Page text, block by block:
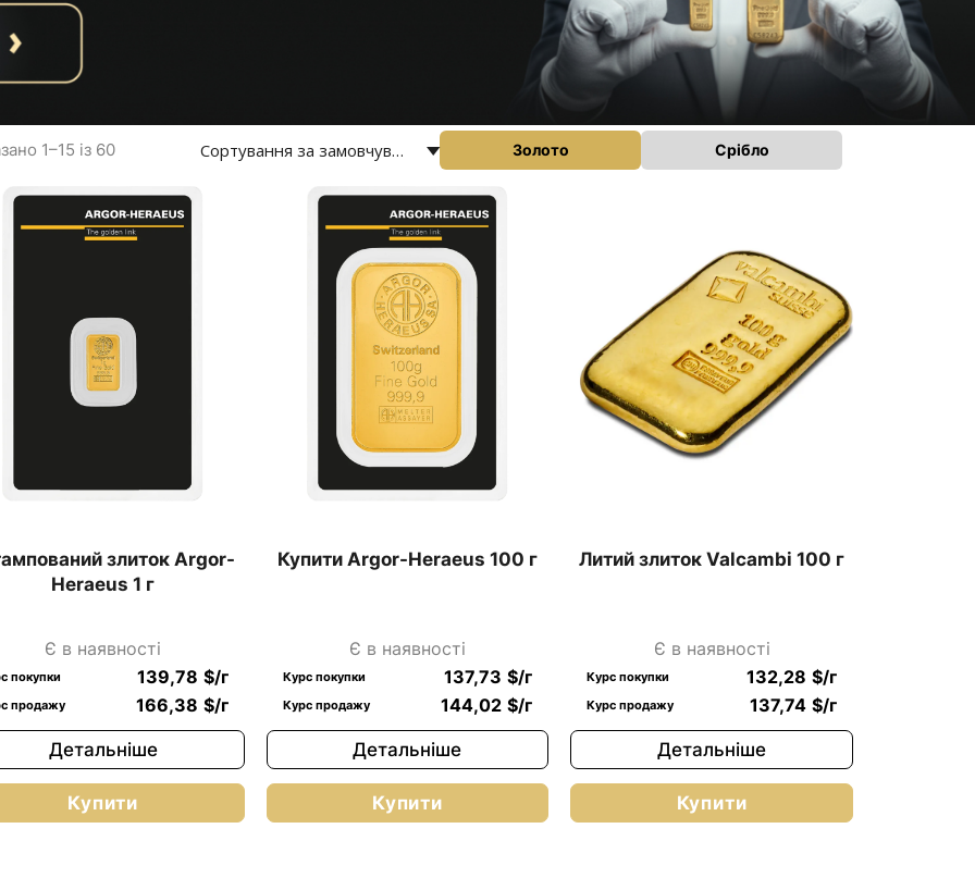
1–15 із 60 Золото Срібло
злиток Argor-
Heraeus 1 г
Є в наявності
покупки 139,78 $/г
продажу 166,38 $/г
Детальніше
Купити
Купити Argor-Heraeus 100 г
Є в наявності
Курс покупки 137,73 $/г
Курс продажу 144,02 $/г
Детальніше
Купити
Литий злиток Valcambi 100 г
Є в наявності
Курс покупки 132,28 $/г
Курс продажу 137,74 $/г
Детальніше
Купити